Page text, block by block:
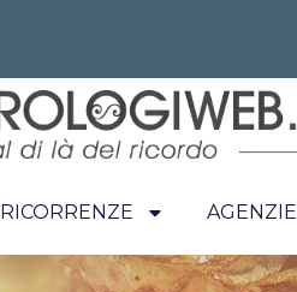
RICORRENZE AGENZIE